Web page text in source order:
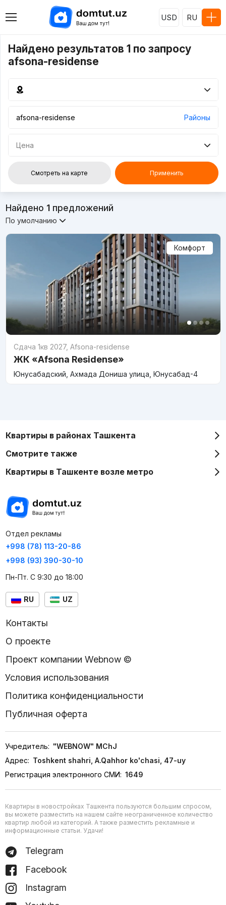
USD RU
Найдено результатов 1 по запросу
afsona-residense
Районы
Цена
Смотреть на карте Применить
Найдено 1предложений
По умолчанию
Комфорт
Сдача 1кв 2027, Afsona-residense
ЖК «Afsona Residense»
Юнусабадский, Ахмада Дониша улица, Юнусабад-4
Квартиры в районах Ташкента
Смотрите также
Квартиры в Ташкенте возле метро
Отдел рекламы
+998 (78) 113-20-86
+998 (93) 390-30-10
Пн-Пт. С 9:30 до 18:00
RU UZ
Контакты
О проекте
Проект компании Webnow ©
Условия использования
Политика конфиденциальности
Публичная оферта
Учредитель: "WEBNOW" MChJ
Адрес: Toshkent shahri, A.Qahhor ko'chasi, 47-uy
Регистрация электронного СМИ: 1649
Квартиры в новостройках Ташкента пользуются большим спросом,
вы можете разместить на нашем сайте неограниченное количество
квартир любой из категорий. А также разместить рекламные и
информационные статьи. Удачи!
Telegram
Facebook
Instagram